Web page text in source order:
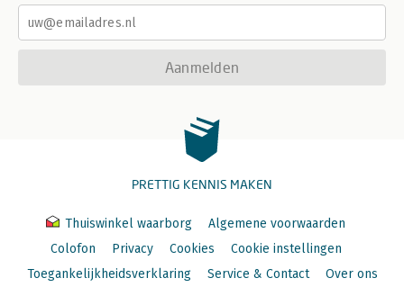
Aanmelden
PRETTIG KENNIS MAKEN
Thuiswinkel waarborg
Algemene voorwaarden
Colofon
Privacy Cookies
Cookie instellingen
Toegankelijkheidsverklaring
Service & Contact Over ons